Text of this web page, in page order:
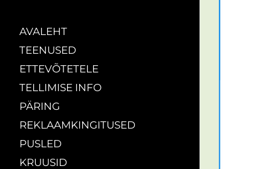
AVALEHT
TEENUSED
ETTEVÕTETELE
TELLIMISE INFO
PÄRING
REKLAAMKINGITUSED
PUSLED
KRUUSID